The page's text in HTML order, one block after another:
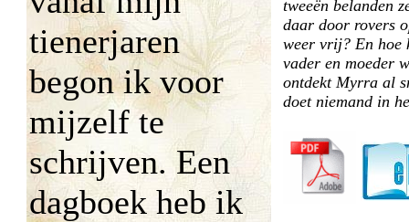
tienerjaren
begon ik voor
mijzelf te
schrijven. Een
dagboek heb ik
tweeën belanden
daar door rovers
weer vrij? En hoe
vader en moeder
ontdekt Myrra al
doet niemand in